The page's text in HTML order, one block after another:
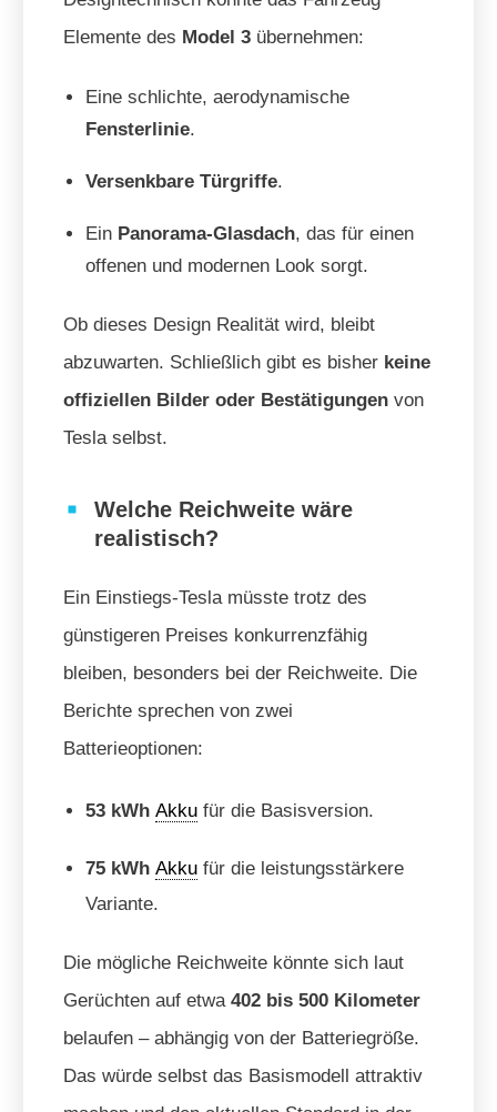
Elemente des Model 3 übernehmen:
Eine schlichte, aerodynamische
Fensterlinie.
Versenkbare Türgriffe.
Ein Panorama-Glasdach, das für einen
offenen und modernen Look sorgt.
Ob dieses Design Realität wird, bleibt
abzuwarten. Schließlich gibt es bisher keine
offiziellen Bilder oder Bestätigungen von
Tesla selbst.
Welche Reichweite wäre
realistisch?
Ein Einstiegs-Tesla müsste trotz des
günstigeren Preises konkurrenzfähig
bleiben, besonders bei der Reichweite. Die
Berichte sprechen von zwei
Batterieoptionen:
53 kWh Akku für die Basisversion.
75 kWh Akku für die leistungsstärkere
Variante.
Die mögliche Reichweite könnte sich laut
Gerüchten auf etwa 402 bis 500 Kilometer
belaufen – abhängig von der Batteriegröße.
Das würde selbst das Basismodell attraktiv